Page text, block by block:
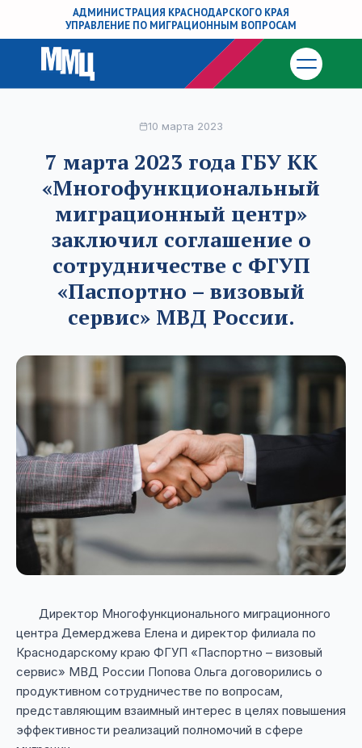
АДМИНИСТРАЦИЯ КРАСНОДАРСКОГО КРАЯ
УПРАВЛЕНИЕ ПО МИГРАЦИОННЫМ ВОПРОСАМ
10 марта 2023
7 марта 2023 года ГБУ КК
«Многофункциональный
миграционный центр»
заключил соглашение о
сотрудничестве с ФГУП
«Паспортно – визовый
сервис» МВД России.
Директор Многофункционального миграционного
центра Демерджева Елена и директор филиала по
Краснодарскому краю ФГУП «Паспортно – визовый
сервис» МВД России Попова Ольга договорились о
продуктивном сотрудничестве по вопросам,
представляющим взаимный интерес в целях повышения
эффективности реализаций полномочий в сфере